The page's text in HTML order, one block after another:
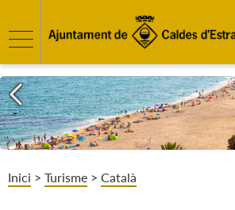
Inici > Turisme > Català